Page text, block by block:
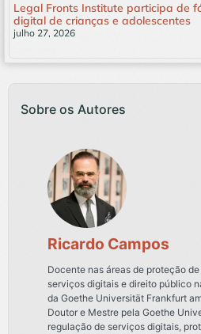
Legal Fronts Institute participa de
digital de crianças e adolescentes
julho 27, 2026
Sobre os Autores
Ricardo Campos
Docente nas áreas de proteção
serviços digitais e direito público
da Goethe Universität Frankfurt
Doutor e Mestre pela Goethe
regulação de serviços digitais,